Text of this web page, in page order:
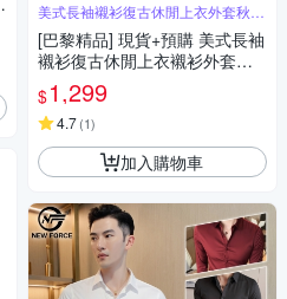
美式長袖襯衫復古休閒上衣外套秋冬
商務男裝
[巴黎精品] 現貨+預購 美式長袖
襯衫復古休閒上衣襯衫外套秋
冬商務簡約正裝大碼男裝-格紋
男上衣a1kz2
$1,299
4.7(1)
加入購物車